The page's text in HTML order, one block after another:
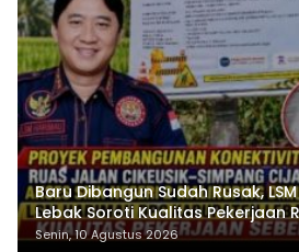
Baru Dibangun Sudah Rusak,
Lebak Soroti Kualitas Pekerjaan
Cikeusik-Simpang Cijaku
Senin, 10 Agustus 2026